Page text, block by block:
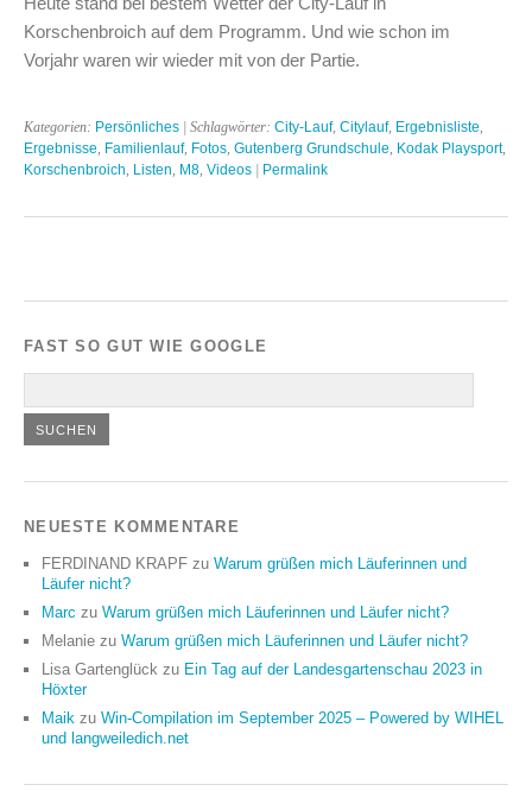
Korschenbroich auf dem Programm. Und wie schon im
Vorjahr waren wir wieder mit von der Partie.
Kategorien: Persönliches | Schlagwörter: City-Lauf, Citylauf, Ergebnisliste
Ergebnisse Familienlauf, Fotos Gutenberg Grundschule Kodak Playsport,
Korschenbroich Listen M8 Videos | Permalink
FAST SO GUT WIE GOOGLE
NEUESTE KOMMENTARE
FERDINAND KRAPF zu Warum grüßen mich Läuferinnen und
Läufer nicht?
Marc zu Warum grüßen mich Läuferinnen und Läufer nicht?
Melanie zu Warum grüßen mich Läuferinnen und Läufer nicht?
Lisa Gartenglück zu Ein Tag auf der Landesgartenschau 2023 in
Höxter
Maik zu Win-Compilation im September 2025 – Powered by WIHEL
und langweiledich.net